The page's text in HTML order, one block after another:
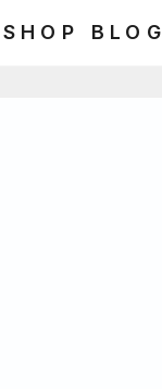
SHOP BLOG